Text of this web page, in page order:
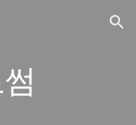
Skip to navigation